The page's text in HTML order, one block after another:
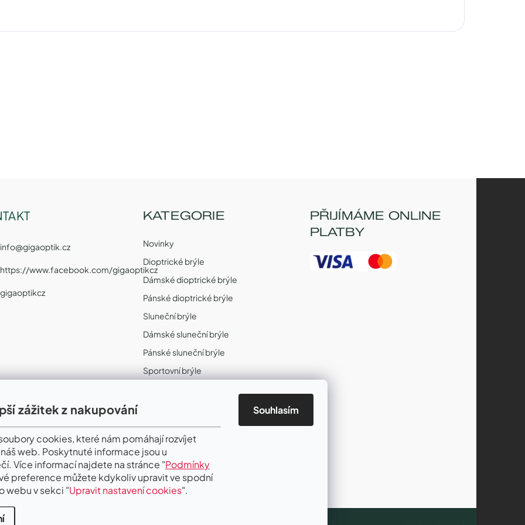
zážitek z nakupování
cookies, které nám pomáhají rozvíjet
web. Poskytnuté informace jsou u
Více informací najdete na stránce "Podmínky
preference můžete kdykoliv upravit ve spodní
webu v sekci "Upravit nastavení cookies".
Souhlasím
info@gigaoptik.cz
https://www.facebook.com/gigaoptikcz
gigaoptikcz
KATEGORIE
Novinky
Dioptrické brýle
Dámské dioptrické brýle
Pánské dioptrické brýle
Sluneční brýle
Dámské sluneční brýle
Pánské sluneční brýle
Sportovní brýle
II. Jakost
PŘIJÍMÁME ONLINE
PLATBY